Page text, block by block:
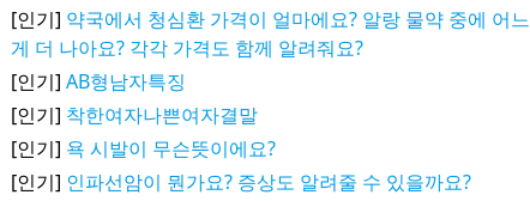
[인기] 약국에서 청심환 가격이 얼마에요? 알랑 물약 중에 어느
게 더 나아요? 각각 가격도 함께 알려줘요?
[인기] AB형남자특징
[인기] 착한여자나쁜여자결말
[인기] 욕 시발이 무슨뜻이에요?
[인기] 인파선암이 뭔가요? 증상도 알려줄 수 있을까요?